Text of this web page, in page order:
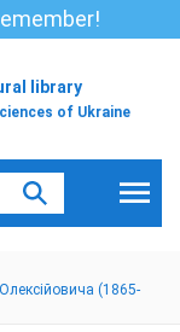
library
of Ukraine
(1865-